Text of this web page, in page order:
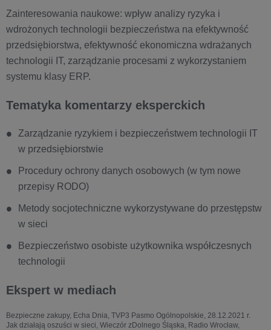
Zainteresowania naukowe: wpływ analizy ryzyka i
wdrożonych technologii bezpieczeństwa na efektywność
przedsiębiorstwa, efektywność ekonomiczna wdrażanych
technologii IT, zarządzanie procesami z wykorzystaniem
systemu klasy ERP.
Tematyka komentarzy eksperckich
Zarządzanie ryzykiem i bezpieczeństwem technologii IT
w przedsiębiorstwie
Procedury ochrony danych osobowych (w tym nowe
przepisy RODO)
Metody socjotechniczne wykorzystywane do przestępstw
w sieci
Bezpieczeństwo osobiste użytkownika współczesnych
technologii
Ekspert w mediach
Bezpieczne zakupy, Echa Dnia, TVP3 Pasmo Ogólnopolskie, 28.12.2021 r.
Jak działają oszuści w sieci, Wieczór zDolnego Śląska, Radio Wrocław,